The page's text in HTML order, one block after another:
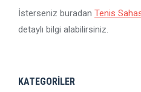
İsterseniz buradan Tenis
detaylı bilgi alabilirsiniz.
KATEGORİLER